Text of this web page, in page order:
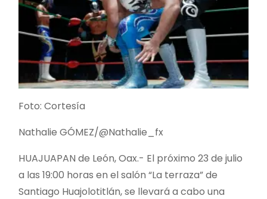
Foto: Cortesía
Nathalie GÓMEZ/@Nathalie_fx
HUAJUAPAN de León, Oax.- El próximo 23 de julio
a las 19:00 horas en el salón “La terraza” de
Santiago Huajolotitlán, se llevará a cabo una